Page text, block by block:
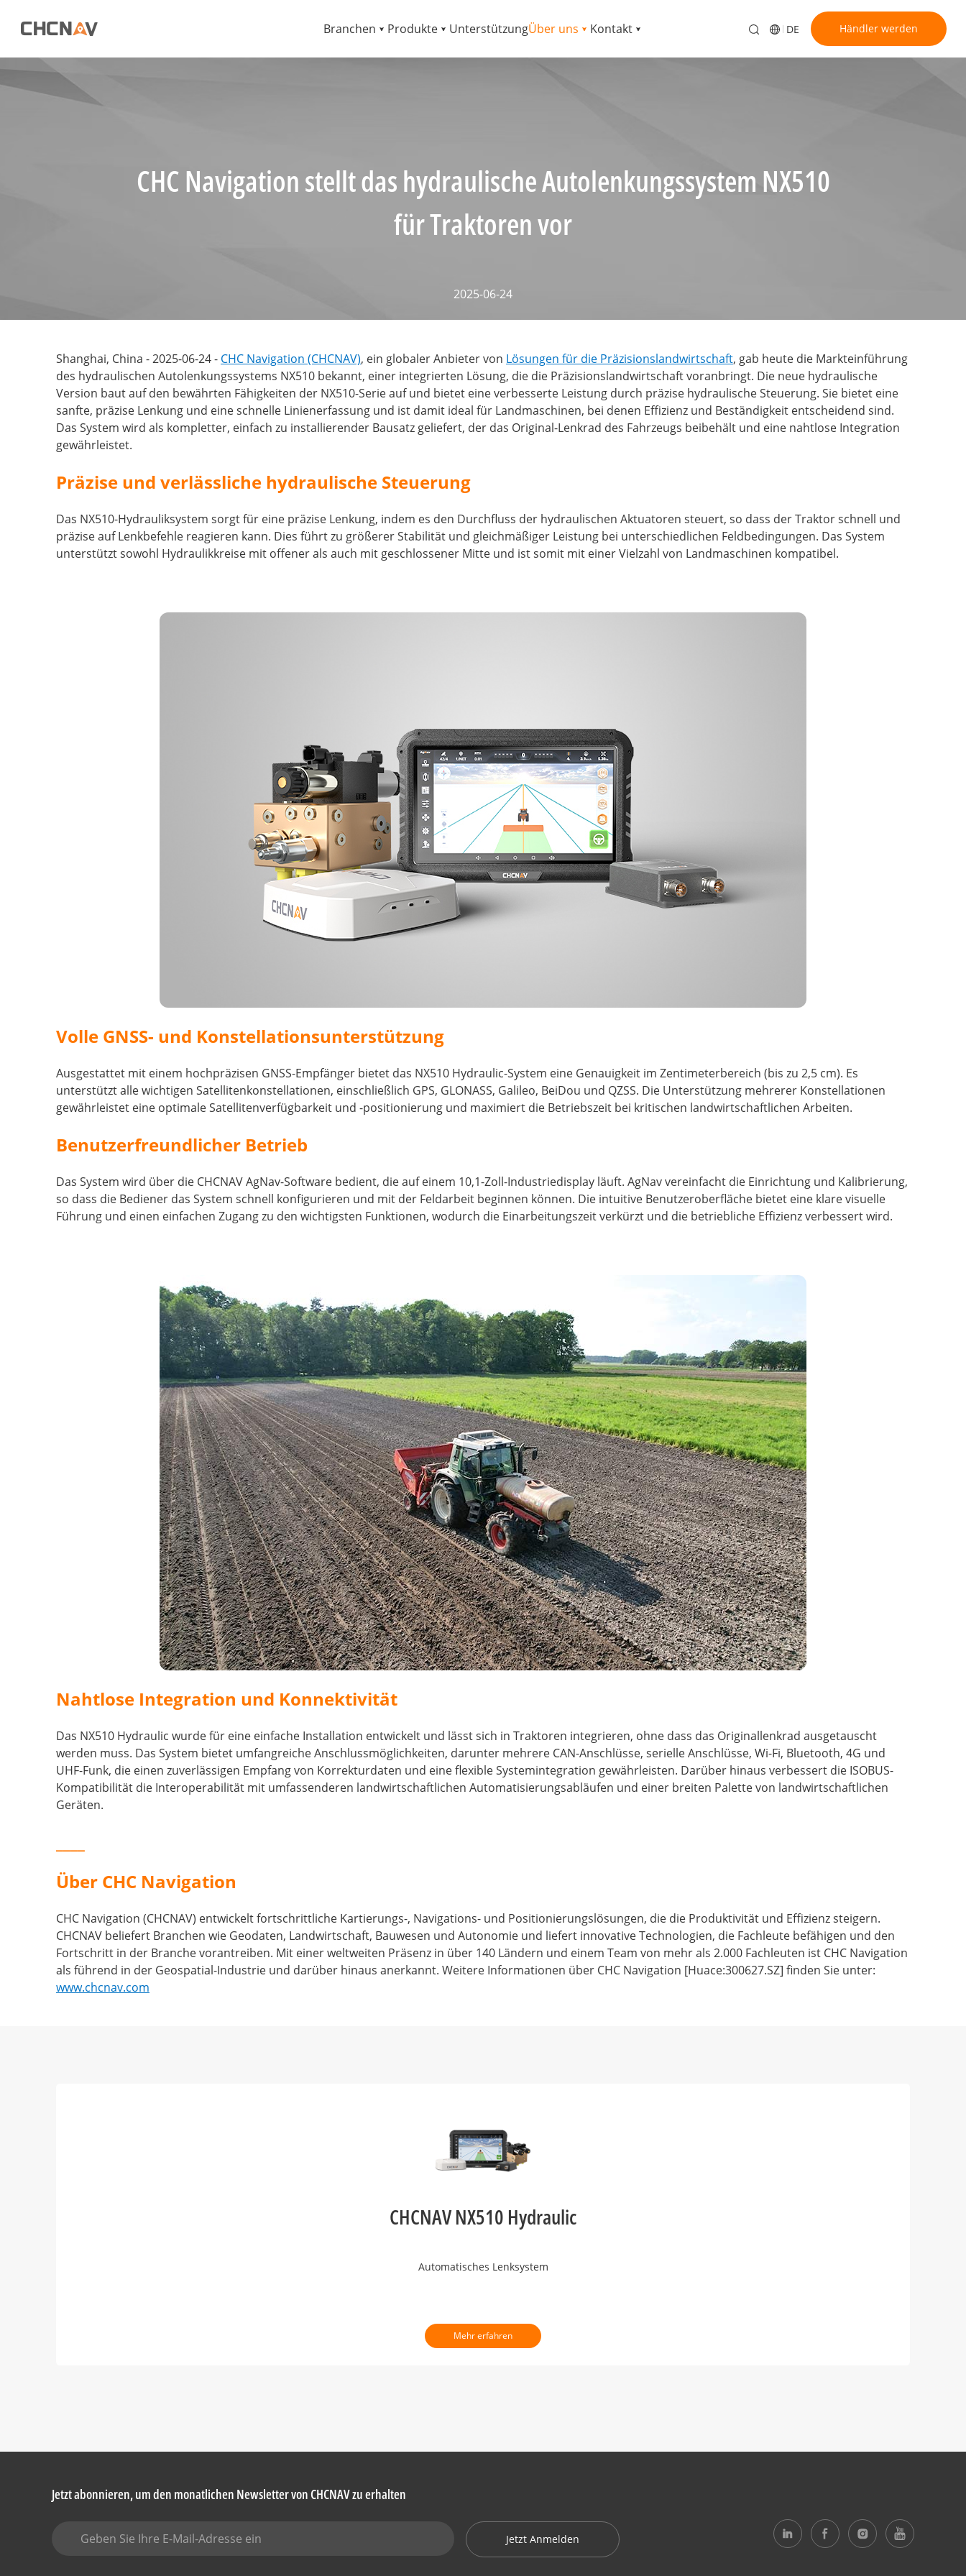
Branchen Produkte UnterstützungÜber uns Kontakt DE Händler werden
CHC Navigation stellt das hydraulische Autolenkungssystem NX510
für Traktoren vor
2025-06-24
Shanghai, China - 2025-06-24 - CHC Navigation (CHCNAV), ein globaler Anbieter von Lösungen für die Präzisionslandwirtschaft, gab heute die Markteinführung
des hydraulischen Autolenkungssystems NX510 bekannt, einer integrierten Lösung, die die Präzisionslandwirtschaft voranbringt. Die neue hydraulische
Version baut auf den bewährten Fähigkeiten der NX510-Serie auf und bietet eine verbesserte Leistung durch präzise hydraulische Steuerung. Sie bietet eine
sanfte, präzise Lenkung und eine schnelle Linienerfassung und ist damit ideal für Landmaschinen, bei denen Effizienz und Beständigkeit entscheidend sind.
Das System wird als kompletter, einfach zu installierender Bausatz geliefert, der das Original-Lenkrad des Fahrzeugs beibehält und eine nahtlose Integration
gewährleistet.
Präzise und verlässliche hydraulische Steuerung
Das NX510-Hydrauliksystem sorgt für eine präzise Lenkung, indem es den Durchfluss der hydraulischen Aktuatoren steuert, so dass der Traktor schnell und
präzise auf Lenkbefehle reagieren kann. Dies führt zu größerer Stabilität und gleichmäßiger Leistung bei unterschiedlichen Feldbedingungen. Das System
unterstützt sowohl Hydraulikkreise mit offener als auch mit geschlossener Mitte und ist somit mit einer Vielzahl von Landmaschinen kompatibel.
Volle GNSS- und Konstellationsunterstützung
Ausgestattet mit einem hochpräzisen GNSS-Empfänger bietet das NX510 Hydraulic-System eine Genauigkeit im Zentimeterbereich (bis zu 2,5 cm). Es
unterstützt alle wichtigen Satellitenkonstellationen, einschließlich GPS, GLONASS, Galileo, BeiDou und QZSS. Die Unterstützung mehrerer Konstellationen
gewährleistet eine optimale Satellitenverfügbarkeit und -positionierung und maximiert die Betriebszeit bei kritischen landwirtschaftlichen Arbeiten.
Benutzerfreundlicher Betrieb
Das System wird über die CHCNAV AgNav-Software bedient, die auf einem 10,1-Zoll-Industriedisplay läuft. AgNav vereinfacht die Einrichtung und Kalibrierung,
so dass die Bediener das System schnell konfigurieren und mit der Feldarbeit beginnen können. Die intuitive Benutzeroberfläche bietet eine klare visuelle
Führung und einen einfachen Zugang zu den wichtigsten Funktionen, wodurch die Einarbeitungszeit verkürzt und die betriebliche Effizienz verbessert wird.
Nahtlose Integration und Konnektivität
Das NX510 Hydraulic wurde für eine einfache Installation entwickelt und lässt sich in Traktoren integrieren, ohne dass das Originallenkrad ausgetauscht
werden muss. Das System bietet umfangreiche Anschlussmöglichkeiten, darunter mehrere CAN-Anschlüsse, serielle Anschlüsse, Wi-Fi, Bluetooth, 4G und
UHF-Funk, die einen zuverlässigen Empfang von Korrekturdaten und eine flexible Systemintegration gewährleisten. Darüber hinaus verbessert die ISOBUS-
Kompatibilität die Interoperabilität mit umfassenderen landwirtschaftlichen Automatisierungsabläufen und einer breiten Palette von landwirtschaftlichen
Geräten.
Über CHC Navigation
CHC Navigation (CHCNAV) entwickelt fortschrittliche Kartierungs-, Navigations- und Positionierungslösungen, die die Produktivität und Effizienz steigern.
CHCNAV beliefert Branchen wie Geodaten, Landwirtschaft, Bauwesen und Autonomie und liefert innovative Technologien, die Fachleute befähigen und den
Fortschritt in der Branche vorantreiben. Mit einer weltweiten Präsenz in über 140 Ländern und einem Team von mehr als 2.000 Fachleuten ist CHC Navigation
als führend in der Geospatial-Industrie und darüber hinaus anerkannt. Weitere Informationen über CHC Navigation [Huace:300627.SZ] finden Sie unter:
www.chcnav.com
CHCNAV NX510 Hydraulic
Automatisches Lenksystem
Mehr erfahren
Jetzt abonnieren, um den monatlichen Newsletter von CHCNAV zu erhalten
Jetzt Anmelden